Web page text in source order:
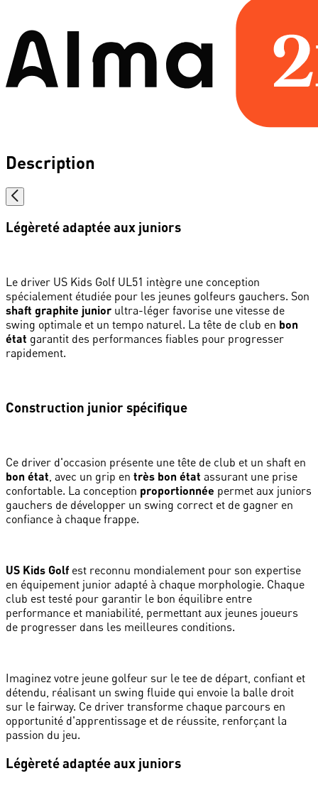
Description
Légèreté adaptée aux juniors
Le driver US Kids Golf UL51 intègre une conception
spécialement étudiée pour les jeunes golfeurs gauchers. Son
shaft graphite junior ultra-léger favorise une vitesse de
swing optimale et un tempo naturel. La tête de club en bon
état garantit des performances fiables pour progresser
rapidement.
Construction junior spécifique
Ce driver d'occasion présente une tête de club et un shaft en
bon état , avec un grip en très bon état assurant une prise
confortable. La conception proportionnée permet aux juniors
gauchers de développer un swing correct et de gagner en
confiance à chaque frappe.
US Kids Golf est reconnu mondialement pour son expertise
en équipement junior adapté à chaque morphologie. Chaque
club est testé pour garantir le bon équilibre entre
performance et maniabilité, permettant aux jeunes joueurs
de progresser dans les meilleures conditions.
Imaginez votre jeune golfeur sur le tee de départ, confiant et
détendu, réalisant un swing fluide qui envoie la balle droit
sur le fairway. Ce driver transforme chaque parcours en
opportunité d'apprentissage et de réussite, renforçant la
passion du jeu.
Légèreté adaptée aux juniors